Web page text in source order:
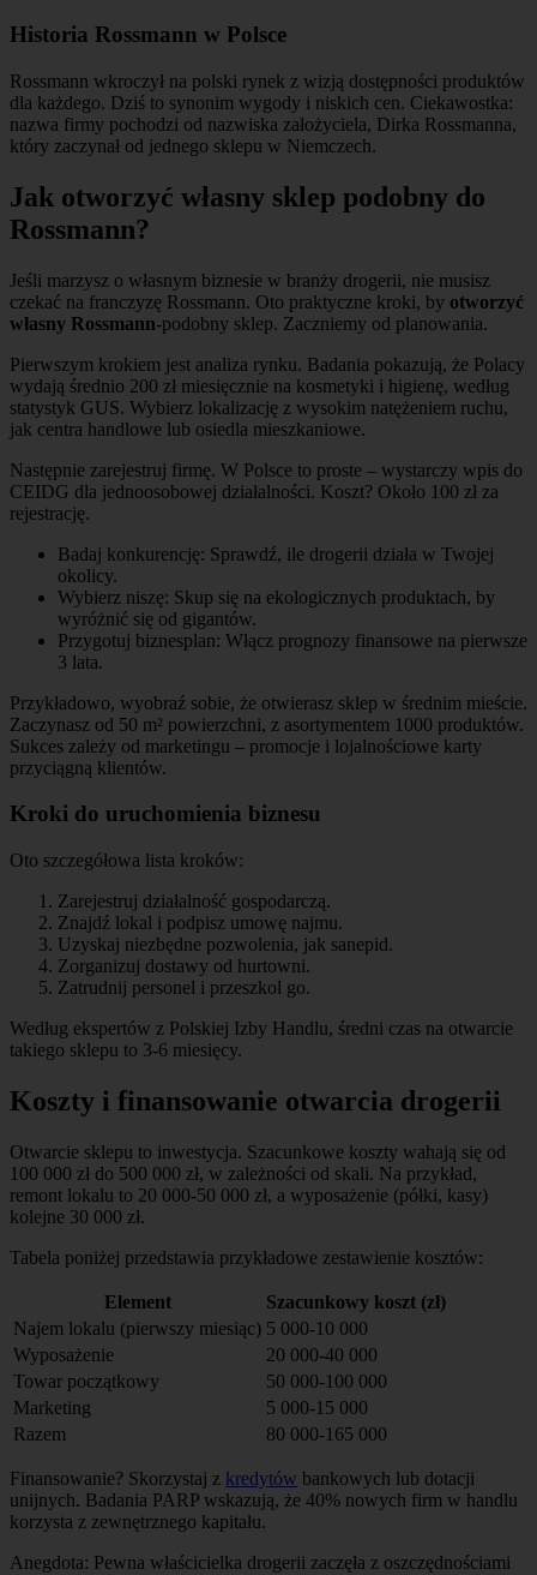
Historia Rossmann w Polsce
Rossmann wkroczył na polski rynek z wizją dostępności produktów
dla każdego. Dziś to synonim wygody i niskich cen. Ciekawostka:
nazwa firmy pochodzi od nazwiska założyciela, Dirka Rossmanna,
który zaczynał od jednego sklepu w Niemczech.
Jak otworzyć własny sklep podobny do
Rossmann?
Jeśli marzysz o własnym biznesie w branży drogerii, nie musisz
czekać na franczyzę Rossmann. Oto praktyczne kroki, by otworzyć
własny Rossmann-podobny sklep. Zaczniemy od planowania.
Pierwszym krokiem jest analiza rynku. Badania pokazują, że Polacy
wydają średnio 200 zł miesięcznie na kosmetyki i higienę, według
statystyk GUS. Wybierz lokalizację z wysokim natężeniem ruchu,
jak centra handlowe lub osiedla mieszkaniowe.
Następnie zarejestruj firmę. W Polsce to proste – wystarczy wpis do
CEIDG dla jednoosobowej działalności. Koszt? Około 100 zł za
rejestrację.
Badaj konkurencję: Sprawdź, ile drogerii działa w Twojej
okolicy.
Wybierz niszę: Skup się na ekologicznych produktach, by
wyróżnić się od gigantów.
Przygotuj biznesplan: Włącz prognozy finansowe na pierwsze
3 lata.
Przykładowo, wyobraź sobie, że otwierasz sklep w średnim mieście.
Zaczynasz od 50 m² powierzchni, z asortymentem 1000 produktów.
Sukces zależy od marketingu – promocje i lojalnościowe karty
przyciągną klientów.
Kroki do uruchomienia biznesu
Oto szczegółowa lista kroków:
Zarejestruj działalność gospodarczą.
Znajdź lokal i podpisz umowę najmu.
Uzyskaj niezbędne pozwolenia, jak sanepid.
Zorganizuj dostawy od hurtowni.
Zatrudnij personel i przeszkol go.
Według ekspertów z Polskiej Izby Handlu, średni czas na otwarcie
takiego sklepu to 3-6 miesięcy.
Koszty i finansowanie otwarcia drogerii
Otwarcie sklepu to inwestycja. Szacunkowe koszty wahają się od
100 000 zł do 500 000 zł, w zależności od skali. Na przykład,
remont lokalu to 20 000-50 000 zł, a wyposażenie (półki, kasy)
kolejne 30 000 zł.
Tabela poniżej przedstawia przykładowe zestawienie kosztów:
Element
Szacunkowy koszt (zł)
Najem lokalu (pierwszy miesiąc) 5 000-10 000
Wyposażenie
20 000-40 000
Towar początkowy
50 000-100 000
Marketing
5 000-15 000
Razem
80 000-165 000
Finansowanie? Skorzystaj z kredytów bankowych lub dotacji
unijnych. Badania PARP wskazują, że 40% nowych firm w handlu
korzysta z zewnętrznego kapitału.
Anegdota: Pewna właścicielka drogerii zaczęła z oszczędnościami